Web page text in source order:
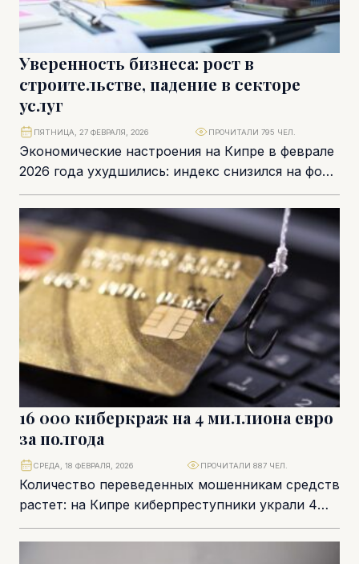
Уверенность бизнеса: рост в
строительстве, падение в секторе
услуг
Экономические настроения на Кипре в феврале
2026 года ухудшились: индекс снизился на фоне
падения уверенности в секторе услуг и
ухудшения...
ПЯТНИЦА, 27 ФЕВРАЛЯ, 2026 ПРОЧИТАЛИ 795 ЧЕЛ.
16 000 киберкраж на 4 миллиона евро
за полгода
Количество переведенных мошенникам средств
растет: на Кипре киберпреступники украли 4
миллиона евро за шесть месяцев. Практически
все случаи относятся к...
СРЕДА, 18 ФЕВРАЛЯ, 2026 ПРОЧИТАЛИ 887 ЧЕЛ.